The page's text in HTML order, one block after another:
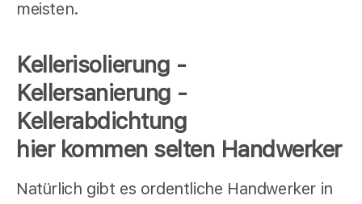
meisten.
Kellerisolierung -
Kellersanierung -
Kellerabdichtung
hier kommen selten Handwerker
Natürlich gibt es ordentliche Handwerker in